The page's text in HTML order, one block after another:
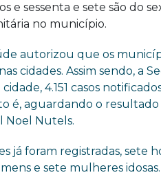
e sessenta e sete são do
no município.
autorizou que os
cidades. Assim sendo, a
4.151 casos
é, aguardando o
Noel Nutels.
já foram registradas, sete
e sete mulheres